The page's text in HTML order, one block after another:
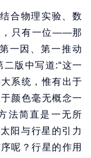
合物理实验、数
，只有一位——那
一因、第一推动
版中写道:“这一
系统，惟有出于
颜色毫无概念一
法简直是一无所
阳与行星的引力
呢？行星的作用